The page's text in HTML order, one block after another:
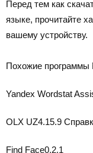
Перед тем как
языке, прочитайте
вашему устройству.
Похожие программы
Yandex Wordstat
OLX UZ4.15.9
Find Face0.2.1